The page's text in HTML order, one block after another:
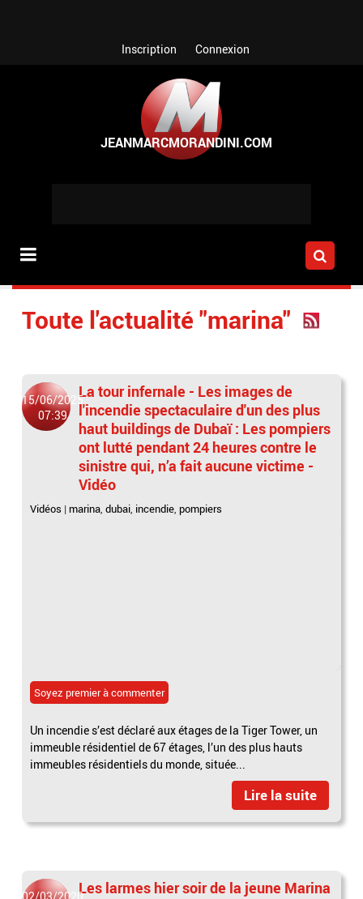
Inscription Connexion
Toute l'actualité "marina"
15/06/2025
07:39
La tour infernale - Les images de
l'incendie spectaculaire d'un des plus
haut buildings de Dubaï : Les pompiers
ont lutté pendant 24 heures contre le
sinistre qui, n’a fait aucune victime -
Vidéo
Vidéos | marina,dubai, incendie, pompiers
Soyez premier à commenter
Un incendie s’est déclaré aux étages de la Tiger Tower, un
immeuble résidentiel de 67 étages, l’un des plus hauts
immeubles résidentiels du monde, située...
Lire la suite
Les larmes hier soir de la jeune Marina